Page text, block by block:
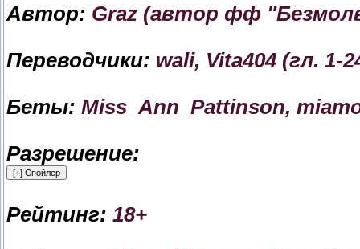
Автор: Graz (автор фф
Переводчики: wali, Vita404 (гл. 1-
Беты: Miss_Ann_Pattinson,
Разрешение:
Рейтинг: 18+